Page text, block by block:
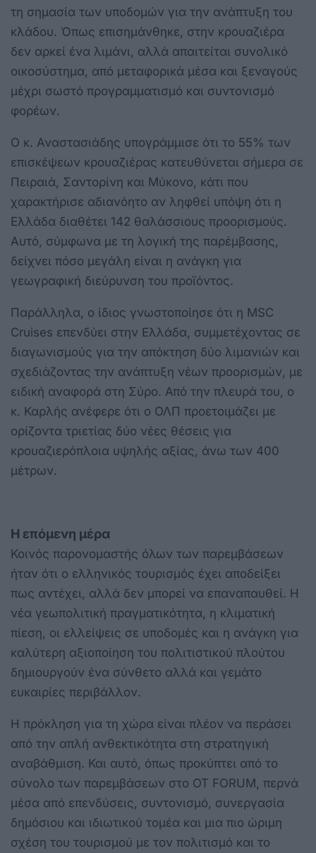
τη σημασία των υποδομών για την ανάπτυξη του
κλάδου. Όπως επισημάνθηκε, στην κρουαζιέρα
δεν αρκεί ένα λιμάνι, αλλά απαιτείται συνολικό
οικοσύστημα, από μεταφορικά μέσα και ξεναγούς
μέχρι σωστό προγραμματισμό και συντονισμό
φορέων.
Ο κ. Αναστασιάδης υπογράμμισε ότι το 55% των
επισκέψεων κρουαζιέρας κατευθύνεται σήμερα σε
Πειραιά, Σαντορίνη και Μύκονο, κάτι που
χαρακτήρισε αδιανόητο αν ληφθεί υπόψη ότι η
Ελλάδα διαθέτει 142 θαλάσσιους προορισμούς.
Αυτό, σύμφωνα με τη λογική της παρέμβασης,
δείχνει πόσο μεγάλη είναι η ανάγκη για
γεωγραφική διεύρυνση του προϊόντος.
Παράλληλα, ο ίδιος γνωστοποίησε ότι η MSC
Cruises επενδύει στην Ελλάδα, συμμετέχοντας σε
διαγωνισμούς για την απόκτηση δύο λιμανιών και
σχεδιάζοντας την ανάπτυξη νέων προορισμών, με
ειδική αναφορά στη Σύρο. Από την πλευρά του, ο
κ. Καρλής ανέφερε ότι ο ΟΛΠ προετοιμάζει με
ορίζοντα τριετίας δύο νέες θέσεις για
κρουαζιερόπλοια υψηλής αξίας, άνω των 400
μέτρων.
Η επόμενη μέρα
Κοινός παρονομαστής όλων των παρεμβάσεων
ήταν ότι ο ελληνικός τουρισμός έχει αποδείξει
πως αντέχει, αλλά δεν μπορεί να επαναπαυθεί. Η
νέα γεωπολιτική πραγματικότητα, η κλιματική
πίεση, οι ελλείψεις σε υποδομές και η ανάγκη για
καλύτερη αξιοποίηση του πολιτιστικού πλούτου
δημιουργούν ένα σύνθετο αλλά και γεμάτο
ευκαιρίες περιβάλλον.
Η πρόκληση για τη χώρα είναι πλέον να περάσει
από την απλή ανθεκτικότητα στη στρατηγική
αναβάθμιση. Και αυτό, όπως προκύπτει από το
σύνολο των παρεμβάσεων στο OT FORUM, περνά
μέσα από επενδύσεις, συντονισμό, συνεργασία
δημόσιου και ιδιωτικού τομέα και μια πιο ώριμη
σχέση του τουρισμού με τον πολιτισμό και το